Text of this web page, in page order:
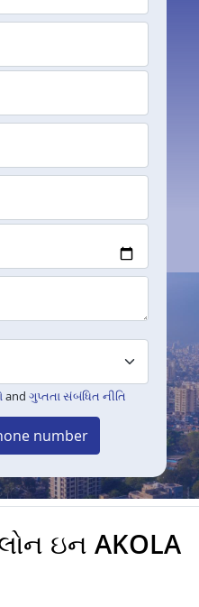
and ગુપ્તતા સંબંધિત નીતિ
number
ઇન AKOLA